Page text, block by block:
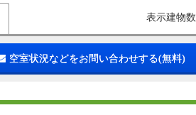
表示建物数
空室状況などをお問い合わせする(無料)